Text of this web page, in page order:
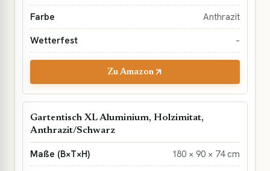
Anthrazit
–
Zu Amazon
Gartentisch XL Aluminium, Holzimitat,
Anthrazit/Schwarz
180 × 90 × 74 cm